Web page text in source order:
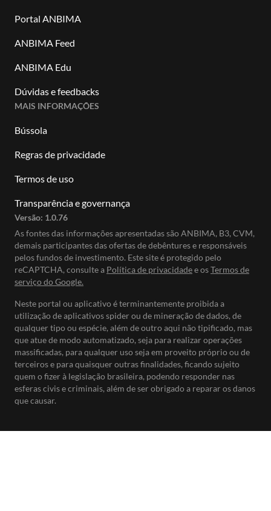
Portal ANBIMA
ANBIMA Feed
ANBIMA Edu
Dúvidas e feedbacks
MAIS INFORMAÇÕES
Bússola
Regras de privacidade
Termos de uso
Transparência e governança
Versão: 1.0.76
As fontes das informações apresentadas são ANBIMA, B3, CVM,
demais participantes das ofertas de debêntures e responsáveis
pelos fundos de investimento. Este site é protegido pelo
reCAPTCHA, consulte a Política de privacidadee osTermos de
serviço do Google.
Neste portal ou aplicativo é terminantemente proibida a
utilização de aplicativos spider ou de mineração de dados, de
qualquer tipo ou espécie, além de outro aqui não tipificado, mas
que atue de modo automatizado, seja para realizar operações
massificadas, para qualquer uso seja em proveito próprio ou de
terceiros e para quaisquer outras finalidades, ficando sujeito
quem o fizer à legislação brasileira, podendo responder nas
esferas civis e criminais, além de ser obrigado a reparar os danos
que causar.